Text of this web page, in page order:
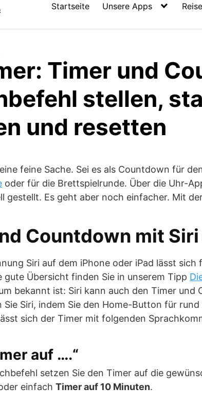
Startseite Unsere Apps
Timer und
stellen,
und resetten
feine Sache. Sei es als Countdown für
oder für die Brettspielrunde. Über die Uhr-
gestellt. Es geht aber noch einfacher. Mit
Countdown mit
Siri auf dem iPhone oder iPad lässt sich
gute Übersicht finden Sie in unserem Tipp
bekannt ist: Siri kann auch den Timer und
Sie Siri, indem Sie den Home-Button für
sich der Timer mit folgenden
auf ….“
setzen Sie den Timer auf die
einfach Timer auf 10 Minuten.